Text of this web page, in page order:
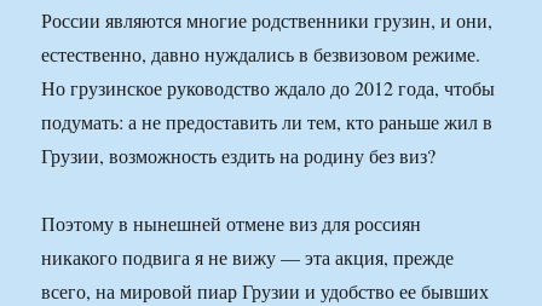
России являются многие родственники грузин, и они,
естественно, давно нуждались в безвизовом режиме.
Но грузинское руководство ждало до 2012 года, чтобы
подумать: а не предоставить ли тем, кто раньше жил в
Грузии, возможность ездить на родину без виз?
Поэтому в нынешней отмене виз для россиян
никакого подвига я не вижу — эта акция, прежде
всего, на мировой пиар Грузии и удобство ее бывших